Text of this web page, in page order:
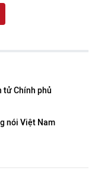
tử Chính phủ
nói Việt Nam